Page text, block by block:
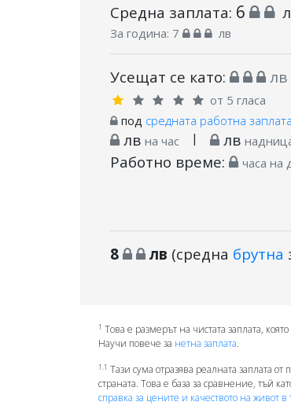
Средна заплата: 6
За година: 7 лв
Усещат се като: лв
от 5 гласа
под средната работна
лв на час | лв
Работно време: часа на
8 лв (средна брутна
1 Това е размерът на чистата заплата,
Научи повече за нетна заплата.
1.1 Тази сума отразява реалната заплата
страната. Това е база за сравнение, тъй
справка за цените и качеството на живот в